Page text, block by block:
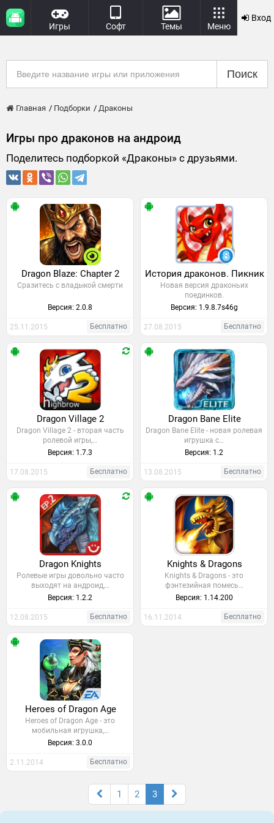
Игры Софт Темы Меню
Вход
Поиск
Главная Подборки Драконы
Игры про драконов на андроид
Поделитесь подборкой «Драконы» с друзьями.
Dragon Blaze: Chapter 2
Сразитесь с владыкой смерти
Версия: 2.0.8
25.11.2015 Бесплатно
История драконов. Пикник
Новая версия драконьих
поединков.
Версия: 1.9.8.7s46g
27.08.2015 Бесплатно
Dragon Village 2
Dragon Village 2 - вторая часть
ролевой игры,…
Версия: 1.7.3
17.08.2015 Бесплатно
Dragon Bane Elite
Dragon Bane Elite - новая ролевая
игрушка с…
Версия: 1.2
13.08.2015 Бесплатно
Dragon Knights
Ролевые игры довольно часто
выходят на андроид,…
Версия: 1.2.2
12.08.2015 Бесплатно
Knights & Dragons
Knights & Dragons - это
фэнтезийная помесь…
Версия: 1.14.200
16.11.2014 Бесплатно
Heroes of Dragon Age
Heroes of Dragon Age - это
мобильная игрушка,…
Версия: 3.0.0
2.11.2014 Бесплатно
1 2 3